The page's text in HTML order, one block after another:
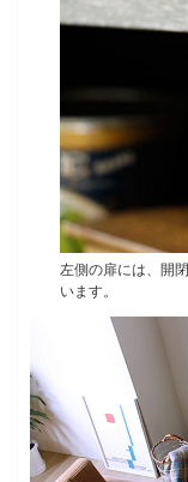
左側の扉には、開
います。